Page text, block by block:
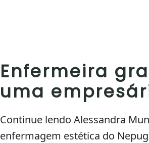
Enfermeira
uma
Continue lendo Alessandra
enfermagem estética do